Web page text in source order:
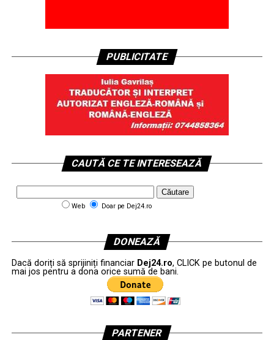
PUBLICITATE
CAUTĂ CE TE INTERESEAZĂ
Web Doar pe Dej24.ro
DONEAZĂ
Dacă doriți să sprijiniți financiar Dej24.ro, CLICK pe butonul de
mai jos pentru a dona orice sumă de bani.
PARTENER